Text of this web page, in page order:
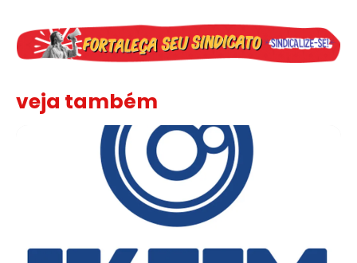
veja também
Sindicato leva reivindicações à TV TEM, denunciada de cometer